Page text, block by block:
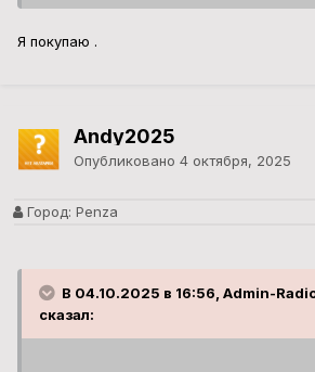
Я покупаю .
Andy2025
Опубликовано 4 октября, 2025
Город: Penza
В 04.10.2025 в 16:56, Admin-
сказал: